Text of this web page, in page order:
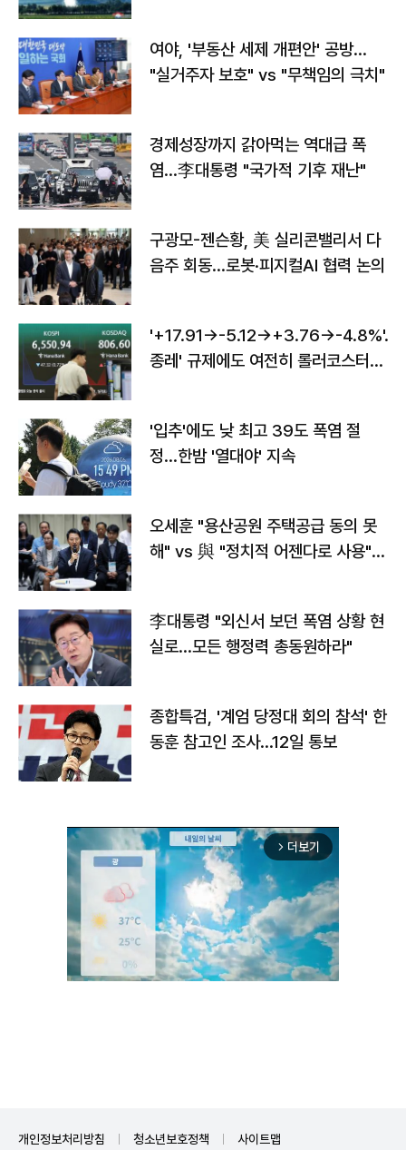
여야, '부동산 세제 개편안' 공방…
"실거주자 보호" vs "무책임의 극치"
경제성장까지 갉아먹는 역대급 폭
염…李대통령 "국가적 기후 재난"
구광모-젠슨황, 美 실리콘밸리서 다
음주 회동…로봇·피지컬AI 협력 논의
'+17.91→-5.12→+3.76→-4.8%'…'
종레' 규제에도 여전히 롤러코스터
'입추'에도 낮 최고 39도 폭염 절
정…한밤 '열대야' 지속
오세훈 "용산공원 주택공급 동의 못
해" vs 與 "정치적 어젠다로 사용"
李대통령 "외신서 보던 폭염 상황 현
실로…모든 행정력 총동원하라"
종합특검, '계엄 당정대 회의 참석' 한
동훈 참고인 조사...12일 통보
arrow_forward_ios 더보기
개인정보처리방침 청소년보호정책 사이트맵